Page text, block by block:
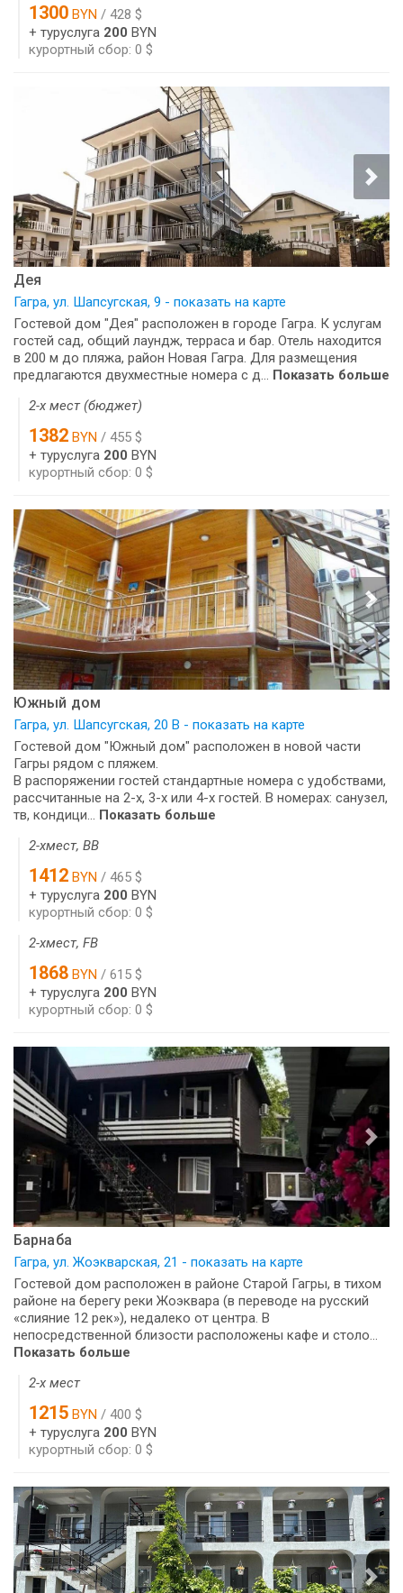
1300 BYN / 428 $
+ туруслуга 200 BYN
курортный сбор: 0 $
Дея
Гагра, ул. Шапсугская, 9 - показать на карте
Гостевой дом "Дея" расположен в городе Гагра. К услугам
гостей сад, общий лаундж, терраса и бар. Отель находится
в 200 м до пляжа, район Новая Гагра. Для размещения
предлагаются двухместные номера с д... Показать больше
2-х мест (бюджет)
1382 BYN / 455 $
+ туруслуга 200 BYN
курортный сбор: 0 $
Южный дом
Гагра, ул. Шапсугская, 20 В - показать на карте
Гостевой дом "Южный дом" расположен в новой части
Гагры рядом с пляжем.
В распоряжении гостей стандартные номера с удобствами,
рассчитанные на 2-х, 3-х или 4-х гостей. В номерах: санузел,
тв, кондици... Показать больше
2-хмест, BB
1412 BYN / 465 $
+ туруслуга 200 BYN
курортный сбор: 0 $
2-хмест, FB
1868 BYN / 615 $
+ туруслуга 200 BYN
курортный сбор: 0 $
Барнаба
Гагра, ул. Жоэкварская, 21 - показать на карте
Гостевой дом расположен в районе Старой Гагры, в тихом
районе на берегу реки Жоэквара (в переводе на русский
«слияние 12 рек»), недалеко от центра. В
непосредственной близости расположены кафе и столо...
Показать больше
2-х мест
1215 BYN / 400 $
+ туруслуга 200 BYN
курортный сбор: 0 $